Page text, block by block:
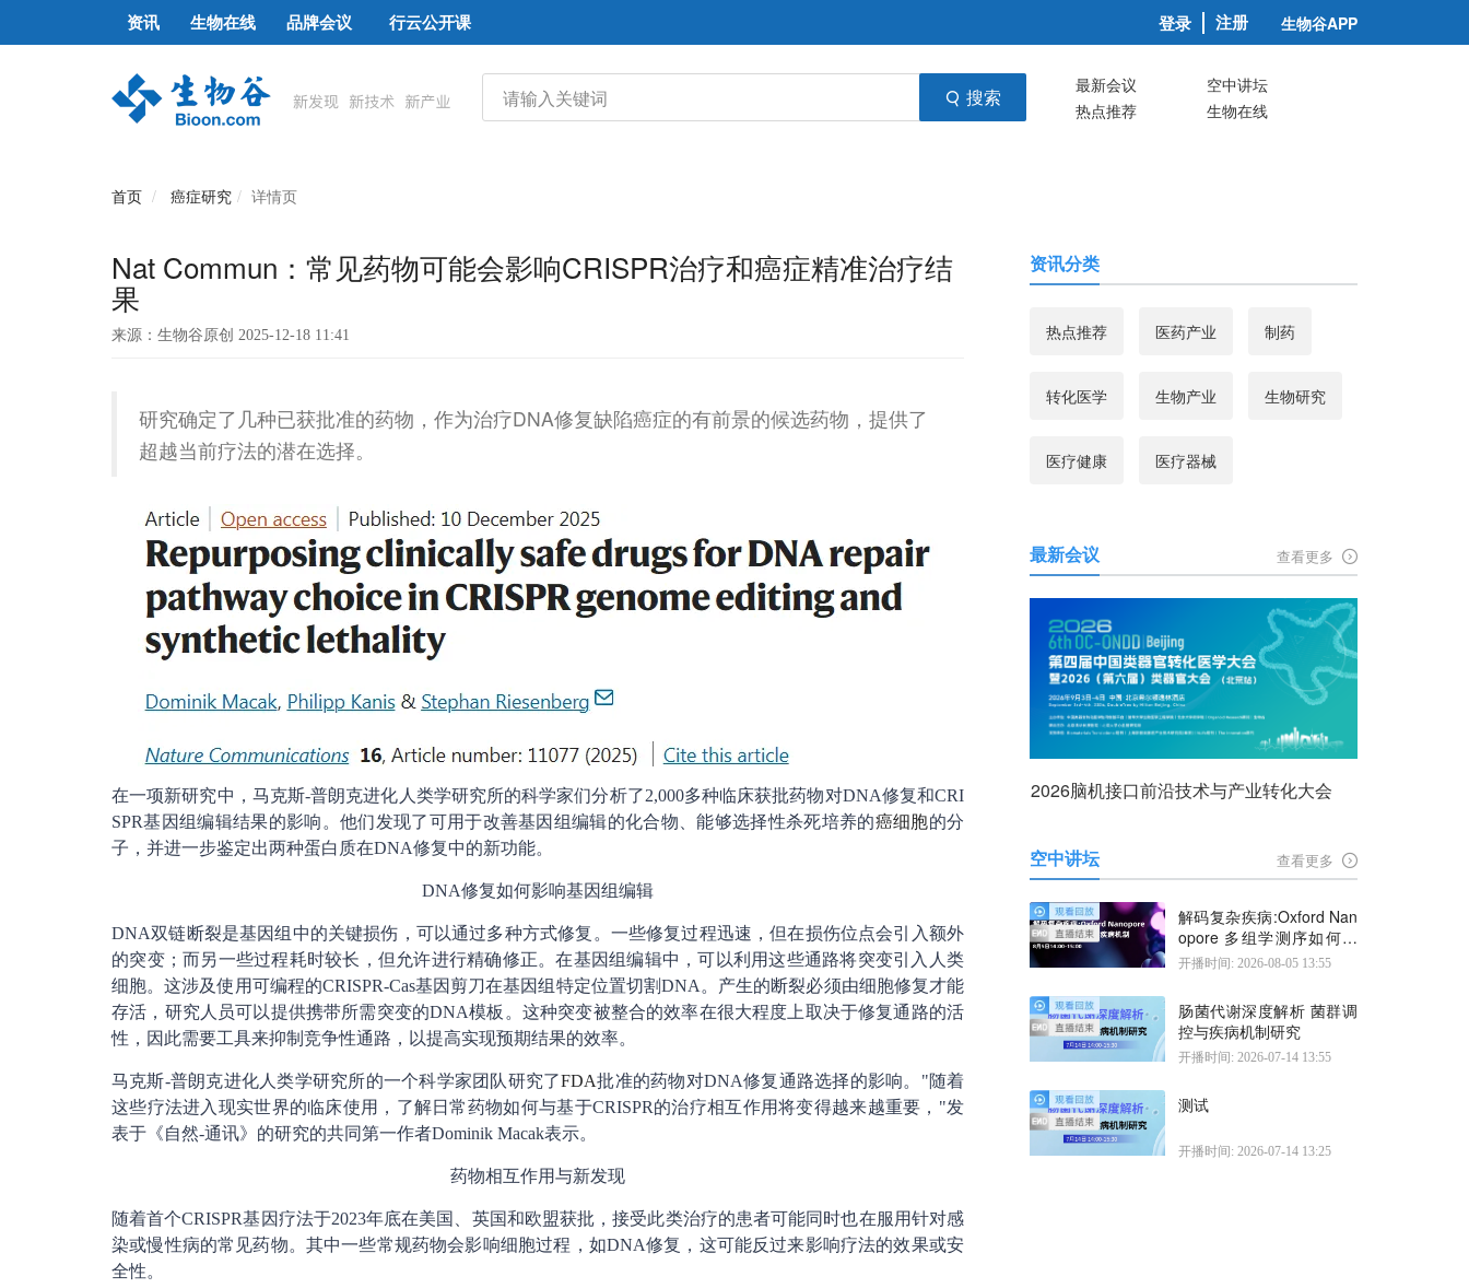
资讯 生物在线 品牌会议 行云公开课 登录 注册 生物谷APP
搜索 最新会议
空中讲坛
热点推荐
生物在线
首页 癌症研究 详情页
Nat Commun：常见药物可能会影响CRISPR治疗和癌症精准治疗结
果
来源：生物谷原创 2025-12-18 11:41
研究确定了几种已获批准的药物，作为治疗DNA修复缺陷癌症的有前景的候选药物，提供了
超越当前疗法的潜在选择。
在一项新研究中，马克斯-普朗克进化人类学研究所的科学家们分析了2,000多种临床获批药物对DNA修复和CRI
SPR基因组编辑结果的影响。他们发现了可用于改善基因组编辑的化合物、能够选择性杀死培养的癌细胞的分
子，并进一步鉴定出两种蛋白质在DNA修复中的新功能。
DNA修复如何影响基因组编辑
DNA双链断裂是基因组中的关键损伤，可以通过多种方式修复。一些修复过程迅速，但在损伤位点会引入额外
的突变；而另一些过程耗时较长，但允许进行精确修正。在基因组编辑中，可以利用这些通路将突变引入人类
细胞。这涉及使用可编程的CRISPR-Cas基因剪刀在基因组特定位置切割DNA。产生的断裂必须由细胞修复才能
存活，研究人员可以提供携带所需突变的DNA模板。这种突变被整合的效率在很大程度上取决于修复通路的活
性，因此需要工具来抑制竞争性通路，以提高实现预期结果的效率。
马克斯-普朗克进化人类学研究所的一个科学家团队研究了FDA批准的药物对DNA修复通路选择的影响。"随着
这些疗法进入现实世界的临床使用，了解日常药物如何与基于CRISPR的治疗相互作用将变得越来越重要，"发
表于《自然-通讯》的研究的共同第一作者Dominik Macak表示。
药物相互作用与新发现
随着首个CRISPR基因疗法于2023年底在美国、英国和欧盟获批，接受此类治疗的患者可能同时也在服用针对感
染或慢性病的常见药物。其中一些常规药物会影响细胞过程，如DNA修复，这可能反过来影响疗法的效果或安
全性。
资讯分类
热点推荐 医药产业 制药
转化医学 生物产业 生物研究
医疗健康 医疗器械
最新会议 查看更多
2026脑机接口前沿技术与产业转化大会
空中讲坛 查看更多
解码复杂疾病:Oxford Nan
opore 多组学测序如何揭
示疾病机制
开播时间: 2026-08-05 13:55
肠菌代谢深度解析 菌群调
控与疾病机制研究
开播时间: 2026-07-14 13:55
测试
开播时间: 2026-07-14 13:25